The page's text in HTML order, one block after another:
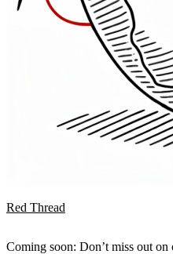
Red Thread
Coming soon: Don’t miss out